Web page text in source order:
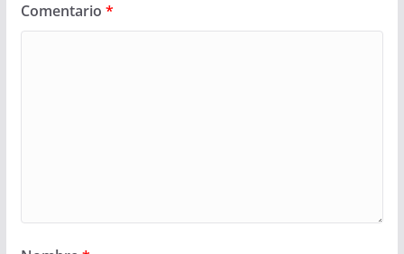
Comentario *